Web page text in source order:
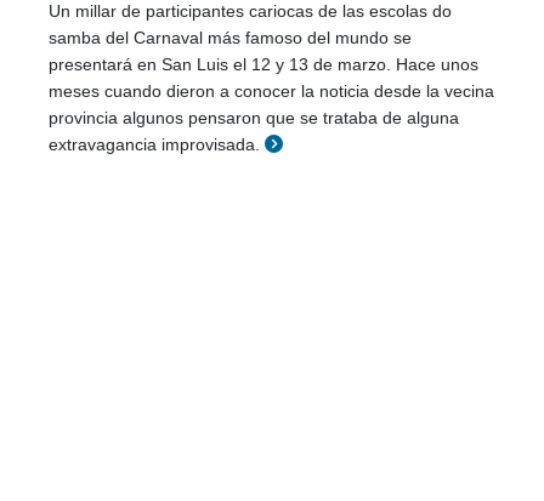
Un millar de participantes cariocas de las escolas do
samba del Carnaval más famoso del mundo se
presentará en San Luis el 12 y 13 de marzo. Hace unos
meses cuando dieron a conocer la noticia desde la vecina
provincia algunos pensaron que se trataba de alguna
extravagancia improvisada.